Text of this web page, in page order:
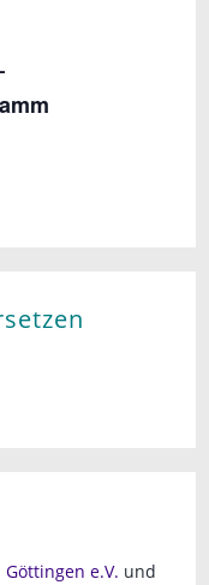
Göttingen e.V. und